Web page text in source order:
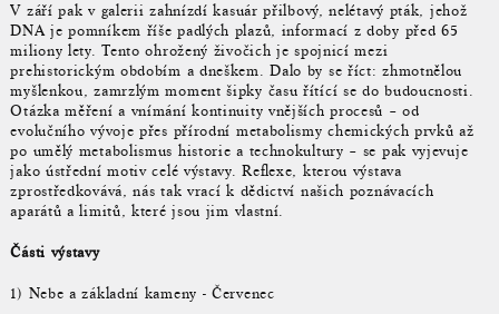
V září pak v galerii zahnízdí kasuár přilbový, nelétavý pták, jehož
DNA je pomníkem říše padlých plazů, informací z doby před 65
miliony lety. Tento ohrožený živočich je spojnicí mezi
prehistorickým obdobím a dneškem. Dalo by se říct: zhmotnělou
myšlenkou, zamrzlým moment šipky času řítící se do budoucnosti.
Otázka měření a vnímání kontinuity vnějších procesů – od
evolučního vývoje přes přírodní metabolismy chemických prvků až
po umělý metabolismus historie a technokultury – se pak vyjevuje
jako ústřední motiv celé výstavy. Reflexe, kterou výstava
zprostředkovává, nás tak vrací k dědictví našich poznávacích
aparátů a limitů, které jsou jim vlastní.
Části výstavy
1) Nebe a základní kameny - Červenec